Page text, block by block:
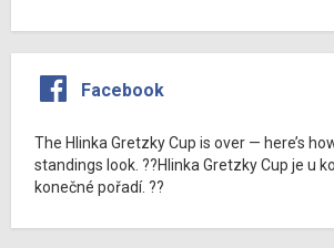
Facebook
The Hlinka Gretzky Cup is over — here’s
standings look. ??Hlinka Gretzky Cup je u
konečné pořadí. ??